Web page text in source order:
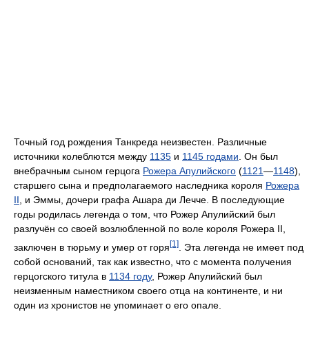
Точный год рождения Танкреда неизвестен. Различные
источники колеблются между 1135 и 1145 годами . Он был
внебрачным сыном герцога Рожера Апулийского (1121—1148),
старшего сына и предполагаемого наследника короля Рожера
II , и Эммы, дочери графа Ашара ди Лечче. В последующие
годы родилась легенда о том, что Рожер Апулийский был
разлучён со своей возлюбленной по воле короля Рожера II,
заключен в тюрьму и умер от горя[1]
. Эта легенда не имеет под
собой оснований, так как известно, что с момента получения
герцогского титула в 1134 году, Рожер Апулийский был
неизменным наместником своего отца на континенте, и ни
один из хронистов не упоминает о его опале.